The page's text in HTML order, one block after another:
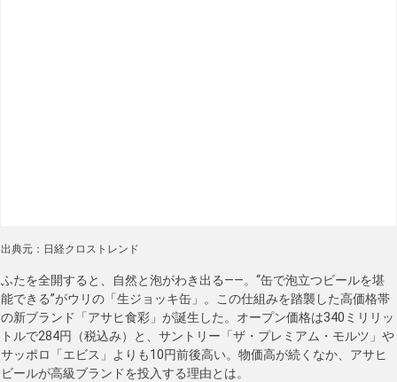
出典元：日経クロストレンド
ふたを全開すると、自然と泡がわき出る――。“缶で泡立つビールを堪
能できる”がウリの「生ジョッキ缶」。この仕組みを踏襲した高価格帯
の新ブランド「アサヒ食彩」が誕生した。オープン価格は340ミリリッ
トルで284円（税込み）と、サントリー「ザ・プレミアム・モルツ」や
サッポロ「エビス」よりも10円前後高い。物価高が続くなか、アサヒ
ビールが高級ブランドを投入する理由とは。